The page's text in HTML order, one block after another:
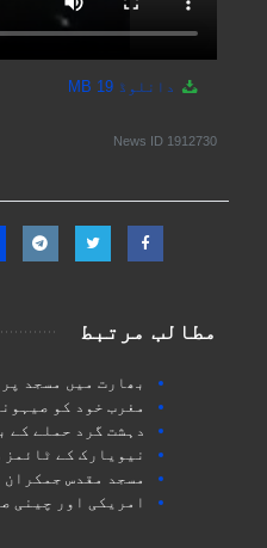
دانلوڈ 19 MB
News ID 1912730
مطالب مرتبط
بھارت میں مسجد
مغرب خود کو
دہشت گرد حملے کے
نیویارک کے
مسجد مقدس
امریکی اور چینی